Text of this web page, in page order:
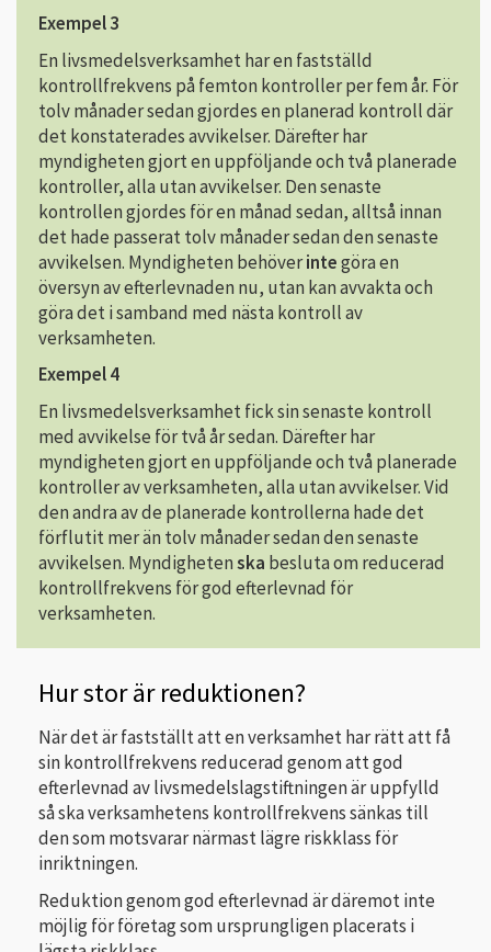
Exempel 3
En livsmedelsverksamhet har en fastställd
kontrollfrekvens på femton kontroller per fem år. För
tolv månader sedan gjordes en planerad kontroll där
det konstaterades avvikelser. Därefter har
myndigheten gjort en uppföljande och två planerade
kontroller, alla utan avvikelser. Den senaste
kontrollen gjordes för en månad sedan, alltså innan
det hade passerat tolv månader sedan den senaste
avvikelsen. Myndigheten behöverintegöra en
översyn av efterlevnaden nu, utan kan avvakta och
göra det i samband med nästa kontroll av
verksamheten.
Exempel 4
En livsmedelsverksamhet fick sin senaste kontroll
med avvikelse för två år sedan. Därefter har
myndigheten gjort en uppföljande och två planerade
kontroller av verksamheten, alla utan avvikelser. Vid
den andra av de planerade kontrollerna hade det
förflutit mer än tolv månader sedan den senaste
avvikelsen. Myndighetenska besluta om reducerad
kontrollfrekvens för god efterlevnad för
verksamheten.
Hur stor är reduktionen?
När det är fastställt att en verksamhet har rätt att få
sin kontrollfrekvens reducerad genom att god
efterlevnad av livsmedelslagstiftningen är uppfylld
så ska verksamhetens kontrollfrekvens sänkas till
den som motsvarar närmast lägre riskklass för
inriktningen.
Reduktion genom god efterlevnad är däremot inte
möjlig för företag som ursprungligen placerats i